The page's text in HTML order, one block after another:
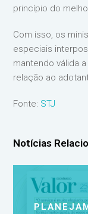
princípio do
Com isso, os
especiais
mantendo válida
relação ao
Fonte: STJ
Notícias